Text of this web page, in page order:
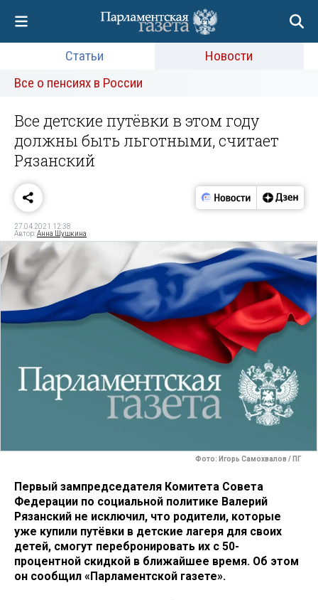
Статьи
Новости
Все о пенсиях в России
Все детские путёвки в этом году
должны быть льготными, считает
Рязанский
27.04.2021 12:38
Автор:Анна Шушкина
Фото: Игорь Самохвалов / ПГ
Первый зампредседателя Комитета Совета
Федерации по социальной политике Валерий
Рязанский не исключил, что родители, которые
уже купили путёвки в детские лагеря для своих
детей, смогут перебронировать их с 50-
процентной скидкой в ближайшее время. Об этом
он сообщил «Парламентской газете».